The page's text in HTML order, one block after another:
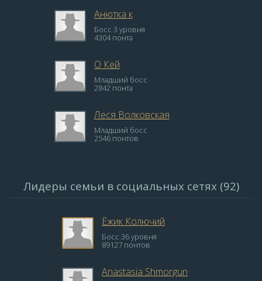
Анютка к
Босс 3 уровня
4304 понта
О Кей
Младший босс
2842 понта
Леся Волковская
Младший босс
2546 понтов
Лидеры семьи в социальных сетях (92)
Ёжик Колючий
Босс 36 уровня
89127 понтов
Anastasia Shmorgun